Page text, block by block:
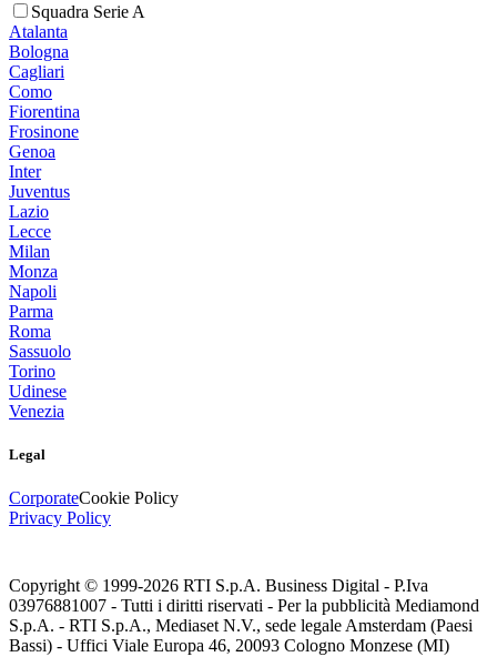
Squadra Serie A
Atalanta
Bologna
Cagliari
Como
Fiorentina
Frosinone
Genoa
Inter
Juventus
Lazio
Lecce
Milan
Monza
Napoli
Parma
Roma
Sassuolo
Torino
Udinese
Venezia
Legal
CorporateCookie Policy
Privacy Policy
Copyright © 1999-2026 RTI S.p.A. Business Digital - P.Iva
03976881007 - Tutti i diritti riservati - Per la pubblicità Mediamond
S.p.A. - RTI S.p.A., Mediaset N.V., sede legale Amsterdam (Paesi
Bassi) - Uffici Viale Europa 46, 20093 Cologno Monzese (MI)